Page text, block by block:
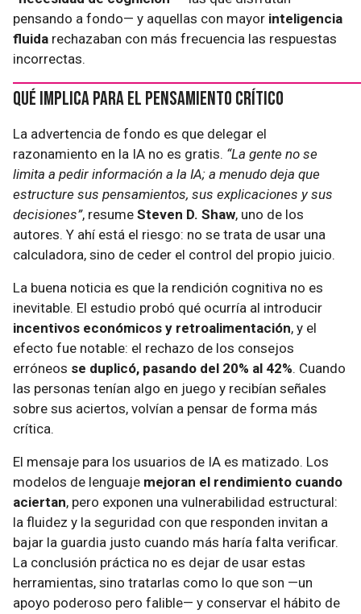
pensando a fondo— y aquellas con mayor inteligencia
fluida rechazaban con más frecuencia las respuestas
incorrectas.
Qué implica para el pensamiento crítico
La advertencia de fondo es que delegar el
razonamiento en la IA no es gratis. “La gente no se
limita a pedir información a la IA; a menudo deja que
estructure sus pensamientos, sus explicaciones y sus
decisiones”, resume Steven D. Shaw, uno de los
autores. Y ahí está el riesgo: no se trata de usar una
calculadora, sino de ceder el control del propio juicio.
La buena noticia es que la rendición cognitiva no es
inevitable. El estudio probó qué ocurría al introducir
incentivos económicos y retroalimentación, y el
efecto fue notable: el rechazo de los consejos
erróneos se duplicó, pasando del 20% al 42%. Cuando
las personas tenían algo en juego y recibían señales
sobre sus aciertos, volvían a pensar de forma más
crítica.
El mensaje para los usuarios de IA es matizado. Los
modelos de lenguaje mejoran el rendimiento cuando
aciertan, pero exponen una vulnerabilidad estructural:
la fluidez y la seguridad con que responden invitan a
bajar la guardia justo cuando más haría falta verificar.
La conclusión práctica no es dejar de usar estas
herramientas, sino tratarlas como lo que son —un
apoyo poderoso pero falible— y conservar el hábito de